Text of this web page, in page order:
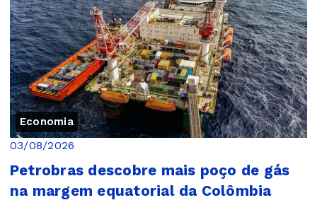
Economia
03/08/2026
Petrobras descobre mais poço de gás
na margem equatorial da Colômbia